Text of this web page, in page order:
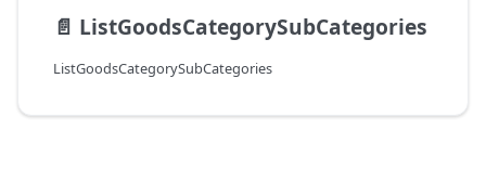
📄️ ListGoodsCategorySubCategories
ListGoodsCategorySubCategories